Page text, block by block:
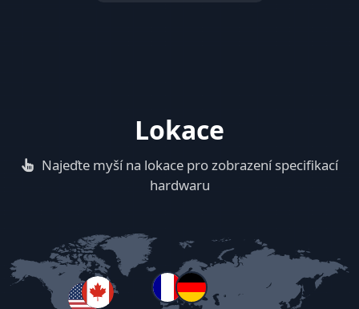
Lokace
Najeďte myší na lokace pro zobrazení specifikací
hardwaru